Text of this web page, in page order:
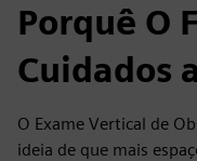
Porquê O
Cuidados
O Exame Vertical de
ideia de que mais